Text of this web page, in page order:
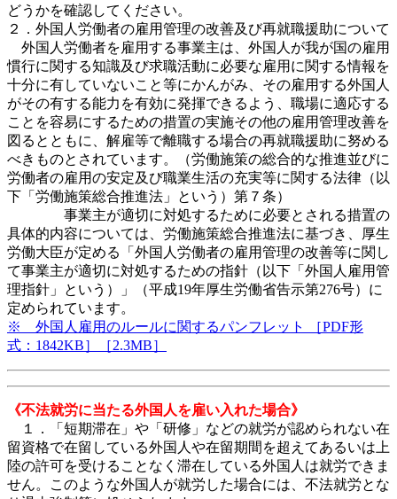
どうかを確認してください。
２．外国人労働者の雇用管理の改善及び再就職援助について
外国人労働者を雇用する事業主は、外国人が我が国の雇用
慣行に関する知識及び求職活動に必要な雇用に関する情報を
十分に有していないこと等にかんがみ、その雇用する外国人
がその有する能力を有効に発揮できるよう、職場に適応する
ことを容易にするための措置の実施その他の雇用管理改善を
図るとともに、解雇等で離職する場合の再就職援助に努める
べきものとされています。（労働施策の総合的な推進並びに
労働者の雇用の安定及び職業生活の充実等に関する法律（以
下「労働施策総合推進法」という）第７条）
事業主が適切に対処するために必要とされる措置の
具体的内容については、労働施策総合推進法に基づき、厚生
労働大臣が定める「外国人労働者の雇用管理の改善等に関し
て事業主が適切に対処するための指針（以下「外国人雇用管
理指針」という）」（平成19年厚生労働省告示第276号）に
定められています。
※ 外国人雇用のルールに関するパンフレット ［PDF形
式：1842KB］［2.3MB］
《不法就労に当たる外国人を雇い入れた場合》
１．「短期滞在」や「研修」などの就労が認められない在
留資格で在留している外国人や在留期間を超えてあるいは上
陸の許可を受けることなく滞在している外国人は就労できま
せん。このような外国人が就労した場合には、不法就労とな